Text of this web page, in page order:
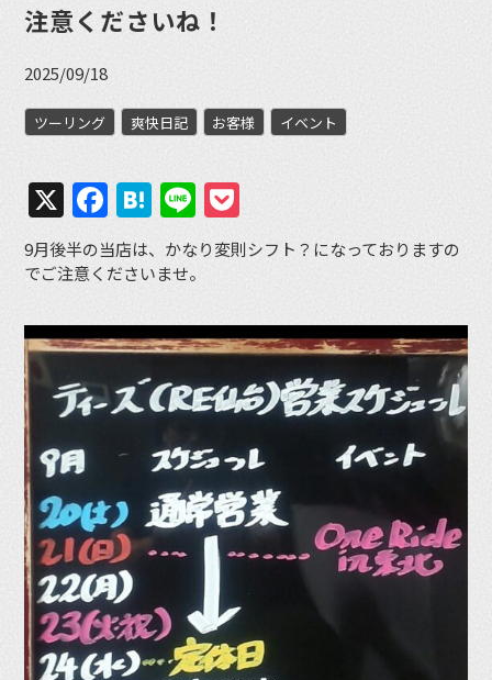
注意くださいね！
2025/09/18
ツーリング 爽快日記 お客様 イベント
X Facebook
Hatena
Line
9月後半の当店は、かなり変則シフト？になっておりますの
でご注意くださいませ。